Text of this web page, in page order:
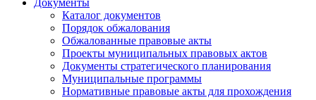
Документы
Каталог документов
Порядок обжалования
Обжалованные правовые акты
Проекты муниципальных правовых актов
Документы стратегического планирования
Муниципальные программы
Нормативные правовые акты для прохождения